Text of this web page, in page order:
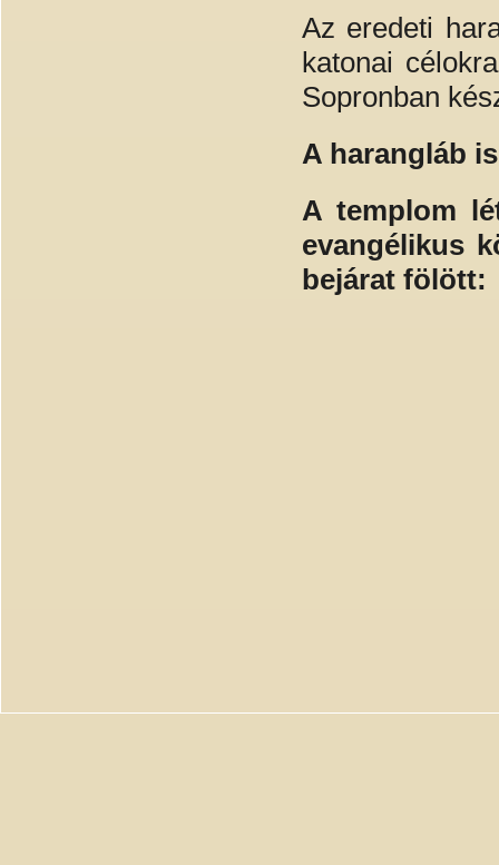
Az eredeti
katonai
Sopronban
A harangláb
A templom
evangélikus
bejárat fölött: